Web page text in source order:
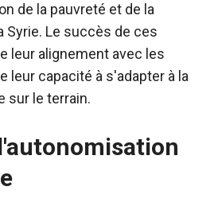
de la pauvreté et de la
Syrie. Le succès de ces
leur alignement avec les
leur capacité à s'adapter à la
sur le terrain.